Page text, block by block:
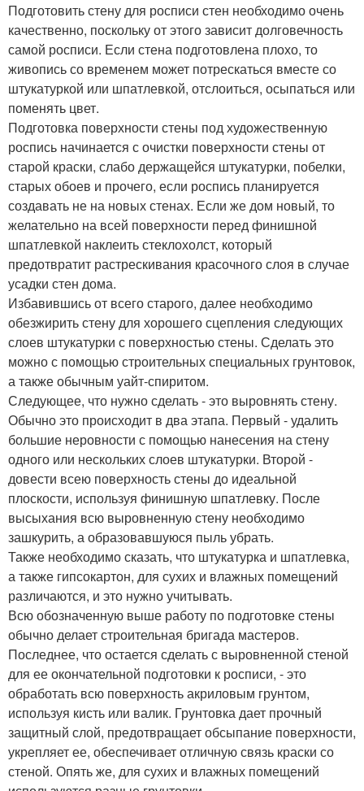
Подготовить стену для росписи стен необходимо очень
качественно, поскольку от этого зависит долговечность
самой росписи. Если стена подготовлена плохо, то
живопись со временем может потрескаться вместе со
штукатуркой или шпатлевкой, отслоиться, осыпаться или
поменять цвет.
Подготовка поверхности стены под художественную
роспись начинается с очистки поверхности стены от
старой краски, слабо держащейся штукатурки, побелки,
старых обоев и прочего, если роспись планируется
создавать не на новых стенах. Если же дом новый, то
желательно на всей поверхности перед финишной
шпатлевкой наклеить стеклохолст, который
предотвратит растрескивания красочного слоя в случае
усадки стен дома.
Избавившись от всего старого, далее необходимо
обезжирить стену для хорошего сцепления следующих
слоев штукатурки с поверхностью стены. Сделать это
можно с помощью строительных специальных грунтовок,
а также обычным уайт-спиритом.
Следующее, что нужно сделать - это выровнять стену.
Обычно это происходит в два этапа. Первый - удалить
большие неровности с помощью нанесения на стену
одного или нескольких слоев штукатурки. Второй -
довести всею поверхность стены до идеальной
плоскости, используя финишную шпатлевку. После
высыхания всю выровненную стену необходимо
зашкурить, а образовавшуюся пыль убрать.
Также необходимо сказать, что штукатурка и шпатлевка,
а также гипсокартон, для сухих и влажных помещений
различаются, и это нужно учитывать.
Всю обозначенную выше работу по подготовке стены
обычно делает строительная бригада мастеров.
Последнее, что остается сделать с выровненной стеной
для ее окончательной подготовки к росписи, - это
обработать всю поверхность акриловым грунтом,
используя кисть или валик. Грунтовка дает прочный
защитный слой, предотвращает обсыпание поверхности,
укрепляет ее, обеспечивает отличную связь краски со
стеной. Опять же, для сухих и влажных помещений